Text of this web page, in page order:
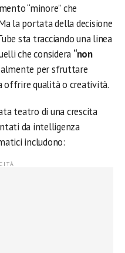
“minore” che
la portata della decisione
sta tracciando una linea
che considera “non
per sfruttare
offrire qualità o creatività.
teatro di una crescita
da intelligenza
includono: